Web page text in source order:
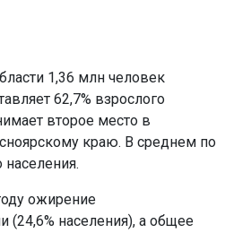
1,36 млн человек
62,7% взрослого
второе место в
краю. В среднем по
ожирение
(24,6% населения), а общее